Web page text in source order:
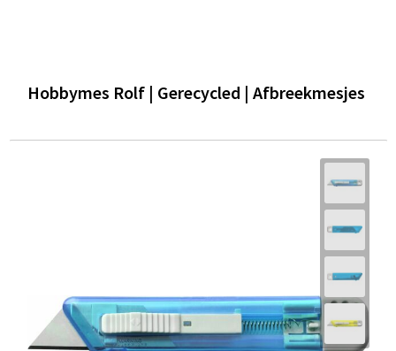
Hobbymes Rolf | Gerecycled | Afbreekmesjes